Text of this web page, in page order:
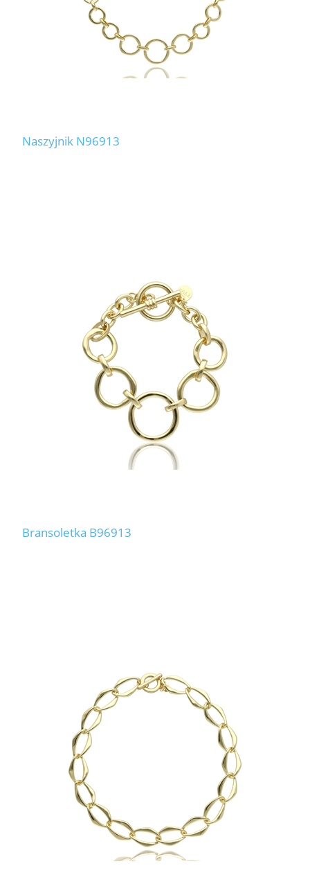
Naszyjnik N96913
Bransoletka B96913